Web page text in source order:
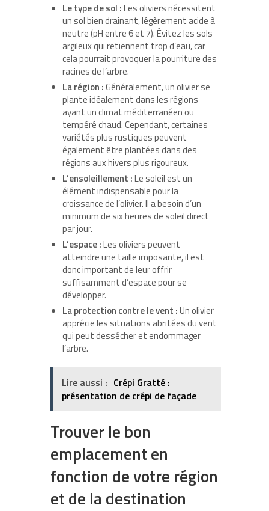
Le type de sol :Les oliviers nécessitent
un sol bien drainant, légèrement acide à
neutre (pH entre 6 et 7). Évitez les sols
argileux qui retiennent trop d’eau, car
cela pourrait provoquer la pourriture des
racines de l’arbre.
La région :Généralement, un olivier se
plante idéalement dans les régions
ayant un climat méditerranéen ou
tempéré chaud. Cependant, certaines
variétés plus rustiques peuvent
également être plantées dans des
régions aux hivers plus rigoureux.
L’ensoleillement :Le soleil est un
élément indispensable pour la
croissance de l’olivier. Il a besoin d’un
minimum de six heures de soleil direct
par jour.
L’espace :Les oliviers peuvent
atteindre une taille imposante, il est
donc important de leur offrir
suffisamment d’espace pour se
développer.
La protection contre le vent :Un olivier
apprécie les situations abritées du vent
qui peut dessécher et endommager
l’arbre.
Lire aussi : Crépi Gratté :
présentation de crépi de façade
Trouver le bon
emplacement en
fonction de votre région
et de la destination